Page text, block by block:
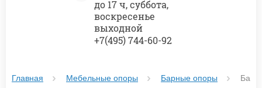
до 17 ч, суббота,
воскресенье
выходной
+7(495) 744-60-92
Главная Мебельные опоры Барные опоры